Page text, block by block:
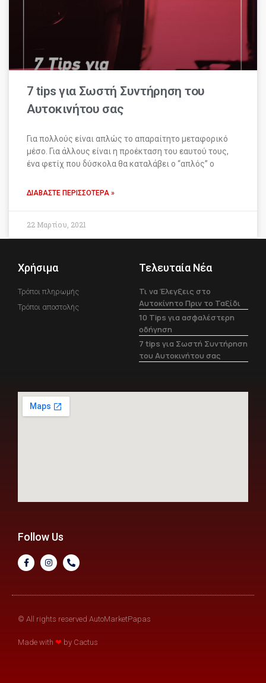
7 tips για Σωστή Συντήρηση του
Αυτοκινήτου σας
Για πολλούς είναι απλώς το απαραίτητο μεταφορικό
μέσο. Για άλλους είναι η προέκταση του εαυτού τους,
ένα φετίχ που δύσκολα θα καταλάβει ο “απλός” ο
ΔΙΑΒΆΣΤΕ ΠΕΡΙΣΣΌΤΕΡΑ »
22 Μαρτίου, 2021
Χρήσιμα
Τρόποι πληρωμής
Τρόποι αποστολής
Τελευταία Νέα
Τι να Έλεγξεις στο
Αυτοκίνητο Πριν το Ταξίδι
10 Tips για ασφαλέστερη
οδήγηση
7 tips για Σωστή Συντήρηση
του Αυτοκινήτου σας
Follow Us
© All rights reserved AutoMarketPapas
Made with ❤ by Cactus​​